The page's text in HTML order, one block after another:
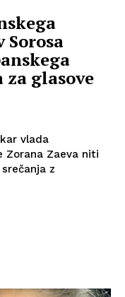
Sorosa
za glasove
vlada
Zorana Zaeva niti
z